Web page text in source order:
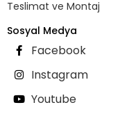
Teslimat ve Montaj
Sosyal Medya
Facebook
Instagram
Youtube